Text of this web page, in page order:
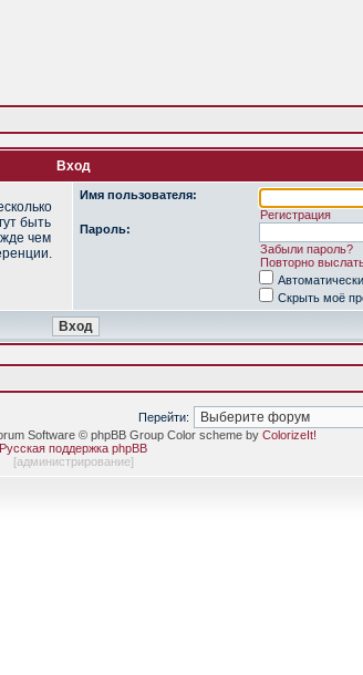
Вход
быть
чем
Имя пользователя:
Регистрация
Пароль:
Забыли пароль?
Повторно
Скрыть моё
Перейти:
Software © phpBB Group Color scheme by ColorizeIt!
Русская поддержка phpBB
[администрирование]